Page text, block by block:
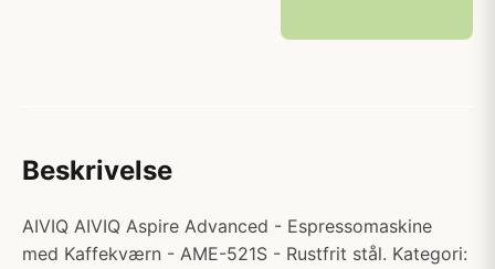
Beskrivelse
AIVIQ AIVIQ Aspire Advanced - Espressomaskine
med Kaffekværn - AME-521S - Rustfrit stål. Kategori: